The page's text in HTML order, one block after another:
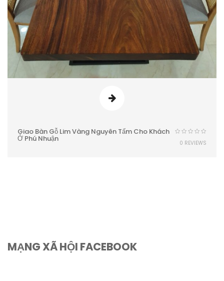
Giao Bàn Gỗ Lim Vàng Nguyên Tấm Cho Khách
Ở Phú Nhuận 0 REVIEWS
MẠNG XÃ HỘI FACEBOOK